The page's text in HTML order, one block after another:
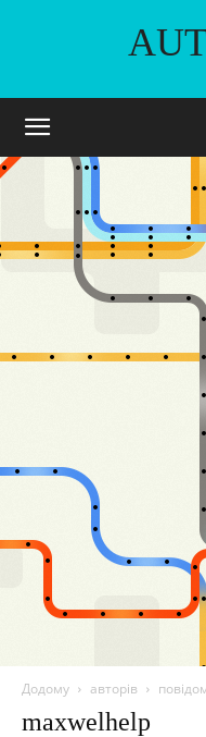
Додому авторів
maxwelhelp